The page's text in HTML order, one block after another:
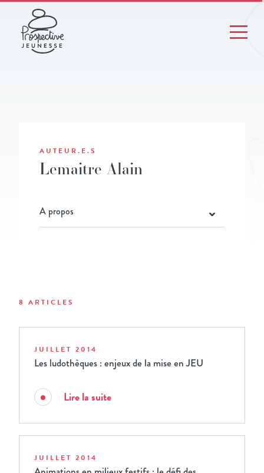
AUTEUR.E.S
Lemaitre Alain
A propos
8 ARTICLES
JUILLET 2014
Les ludothèques : enjeux de la mise en JEU
Lire la suite
JUILLET 2014